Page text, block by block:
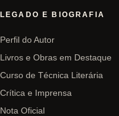
LEGADO E BIOGRAFIA
Perfil do Autor
Livros e Obras em Destaque
Curso de Técnica Literária
Crítica e Imprensa
Nota Oficial